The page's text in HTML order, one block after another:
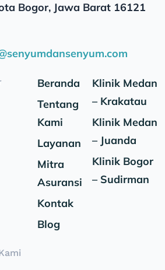
Bogor, Jawa Barat 16121
Beranda
Tentang
Kami
Layanan
Mitra
Asuransi
Kontak
Blog
Klinik Medan
– Krakatau
Klinik Medan
– Juanda
Klinik Bogor
– Sudirman